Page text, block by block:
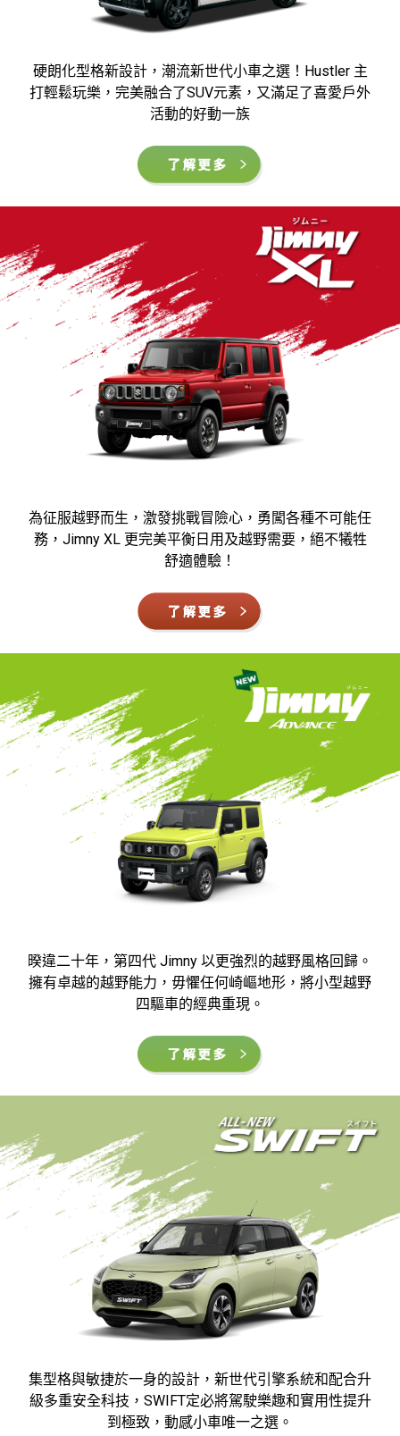
硬朗化型格新設計，潮流新世代小車之選！Hustler 主
打輕鬆玩樂，完美融合了SUV元素，又滿足了喜愛戶外
活動的好動一族
為征服越野而生，激發挑戰冒險心，勇闖各種不可能任
務，Jimny XL 更完美平衡日用及越野需要，絕不犧牲
舒適體驗！
暌違二十年，第四代 Jimny 以更強烈的越野風格回歸。
擁有卓越的越野能力，毋懼任何崎嶇地形，將小型越野
四驅車的經典重現。
集型格與敏捷於一身的設計，新世代引擎系統和配合升
級多重安全科技，SWIFT定必將駕駛樂趣和實用性提升
到極致，動感小車唯一之選。